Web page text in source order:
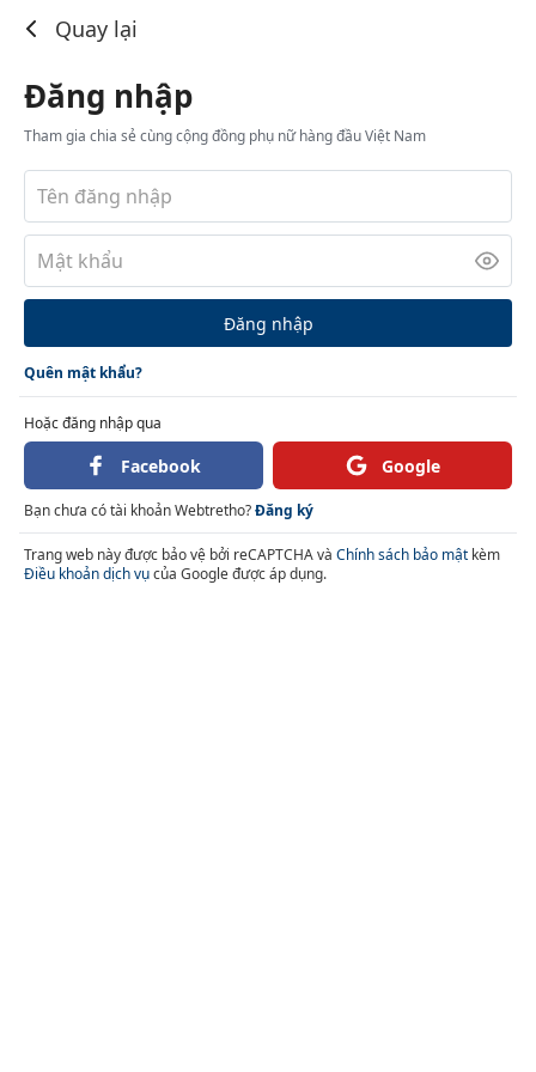
Quay lại
Đăng nhập
Tham gia chia sẻ cùng cộng đồng phụ nữ hàng đầu Việt Nam
Đăng nhập
Quên mật khẩu?
Hoặc đăng nhập qua
Facebook Google
Bạn chưa có tài khoản Webtretho?Đăng ký
Trang web này được bảo vệ bởi reCAPTCHA và Chính sách bảo mật kèm
Điều khoản dịch vụcủa Google được áp dụng.